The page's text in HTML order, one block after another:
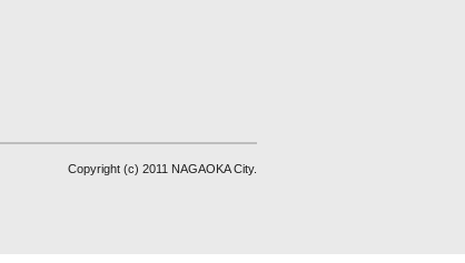
Copyright (c) 2011 NAGAOKA City.